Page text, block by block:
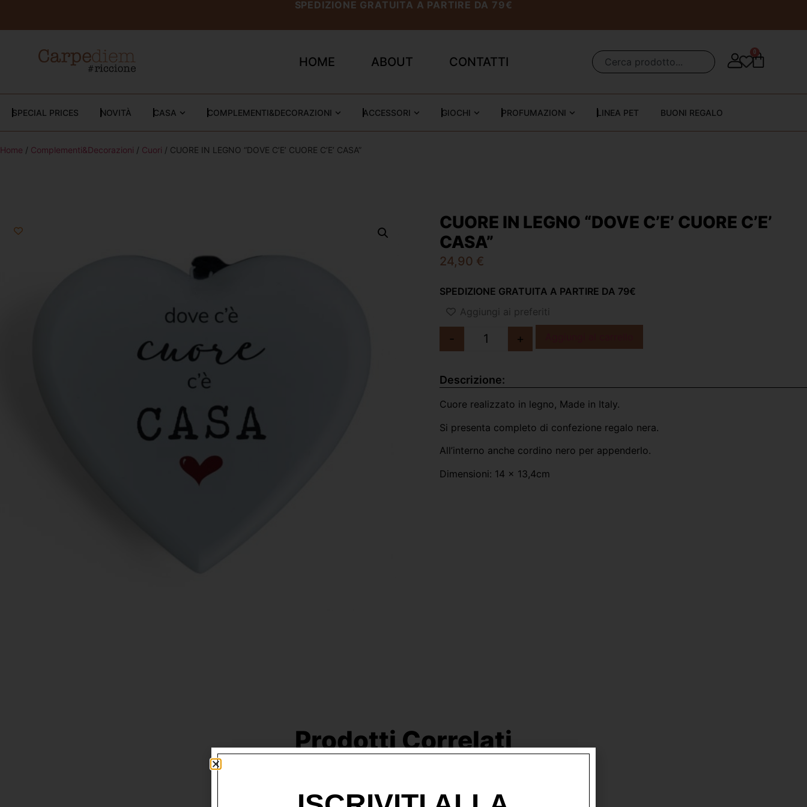
SPEDIZIONE GRATUITA A PARTIRE DA 79€
HOME ABOUT CONTATTI
0
SPECIAL PRICES NOVITÀ CASA COMPLEMENTI&DECORAZIONI ACCESSORI GIOCHI PROFUMAZIONI LINEA PET BUONI REGALO
Home / Complementi&Decorazioni / Cuori / CUORE IN LEGNO “DOVE C’E’ CUORE C’E’ CASA”
CUORE IN LEGNO “DOVE C’E’ CUORE C’E’
CASA”
24,90 €
SPEDIZIONE GRATUITA A PARTIRE DA 79€
Aggiungi ai preferiti
- +
Descrizione:
Cuore realizzato in legno, Made in Italy.
Si presenta completo di confezione regalo nera.
All’interno anche cordino nero per appenderlo.
Dimensioni: 14 x 13,4cm
Prodotti Correlati